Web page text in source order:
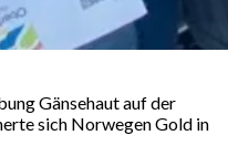
Gänsehaut auf der
sich Norwegen Gold in